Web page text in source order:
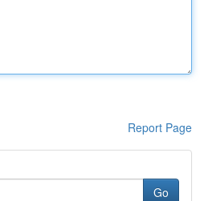
Report Page
Go